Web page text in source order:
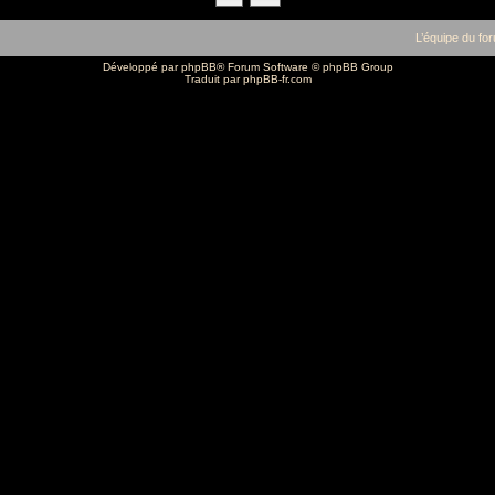
L’équipe du
Développé parphpBB® Forum Software © phpBB Group
Traduit parphpBB-fr.com